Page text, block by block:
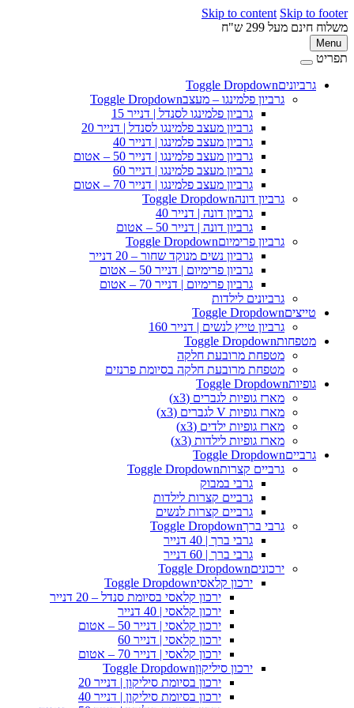
Skip to content Skip to
מעל 299 ש"ח
גרביוניםToggle Dropdown
גרביון פלמינגו – מעצבToggle Dropdown
גרביון פלמינגו לסנדל | דנייר 15
גרביון מעצב פלמינגו לסנדל | דנייר 20
גרביון מעצב פלמינגו | דנייר 40
גרביון מעצב פלמינגו | דנייר 50 – אטום
גרביון מעצב פלמינגו | דנייר 60
גרביון מעצב פלמינגו | דנייר 70 – אטום
גרביון דונהToggle Dropdown
גרביון דונה | דנייר 40
גרביון דונה | דנייר 50 – אטום
גרביון פרימיוםToggle Dropdown
גרביון נשים מנוקד שחור – 20 דנייר
גרביון פרימיום | דנייר 50 – אטום
גרביון פרימיום | דנייר 70 – אטום
גרביונים לילדות
טייצים Toggle Dropdown
גרביון טייץ לנשים | דנייר 160
מטפחותToggle Dropdown
מטפחת מרובעת חלקה
מטפחת מרובעת חלקה בסיומת פרנזים
גופיות
Toggle Dropdown
מארז גופיות לגברים (x3)
מארז גופיות V לגברים (x3)
מארז גופיות ילדים (x3)
מארז גופיות לילדות (x3)
גרביים Toggle Dropdown
גרביים קצרות Toggle Dropdown
גרבי במבוק
גרביים קצרות לילדות
גרביים קצרות לנשים
גרבי ברךToggle Dropdown
גרבי ברך | 40 דנייר
גרבי ברך | 60 דנייר
ירכוניםToggle Dropdown
ירכון קלאסי Toggle Dropdown
ירכון קלאסי בסיומת סנדל – 20 דנייר
ירכון קלאסי | 40 דנייר
ירכון קלאסי | דנייר 50 – אטום
ירכון קלאסי | דנייר 60
ירכון קלאסי | דנייר 70 – אטום
ירכון סיליקוןToggle Dropdown
ירכון בסיומת סיליקון | דנייר 20
ירכון בסיומת סיליקון | דנייר 40